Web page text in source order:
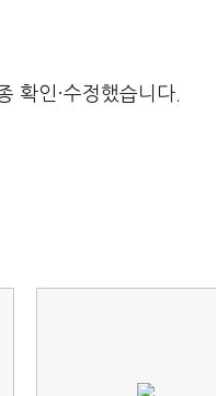
확인·수정했습니다.